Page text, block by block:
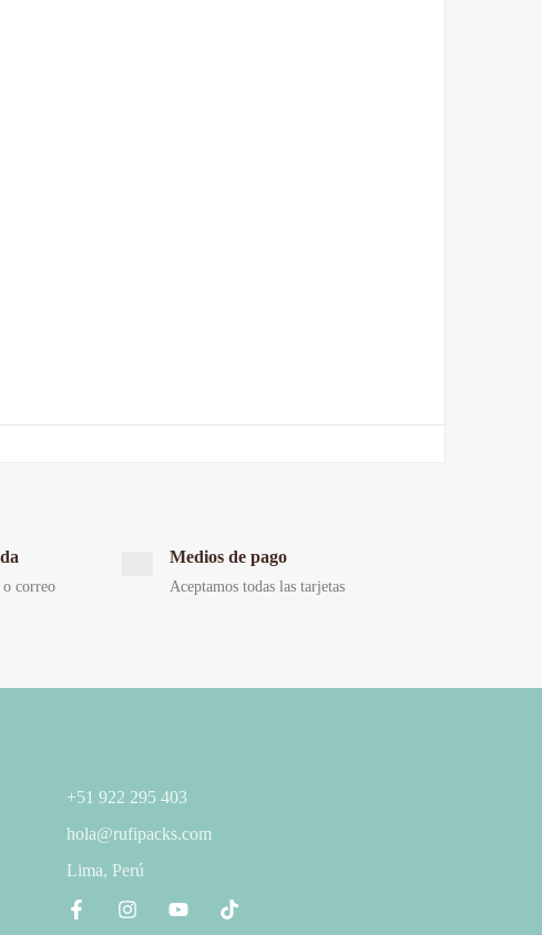
o correo
Medios de pago
Aceptamos todas las tarjetas
+51 922 295 403
hola@rufipacks.com
Lima, Perú